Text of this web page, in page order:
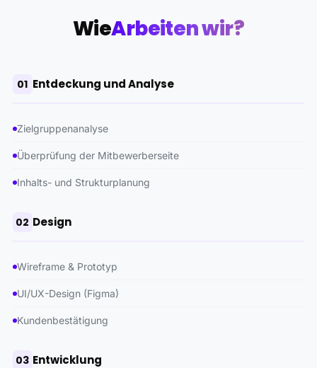
WieArbeiten wir?
01 Entdeckung und Analyse
Zielgruppenanalyse
Überprüfung der Mitbewerberseite
Inhalts- und Strukturplanung
02 Design
Wireframe & Prototyp
UI/UX-Design (Figma)
Kundenbestätigung
03 Entwicklung